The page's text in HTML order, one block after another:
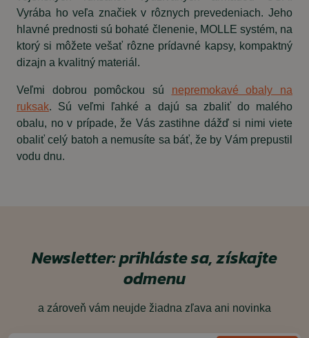
Vyrába ho veľa značiek v rôznych prevedeniach. Jeho
hlavné prednosti sú bohaté členenie, MOLLE systém, na
ktorý si môžete vešať rôzne prídavné kapsy, kompaktný
dizajn a kvalitný materiál.
Veľmi dobrou pomôckou sú nepremokavé obaly na
ruksak. Sú veľmi ľahké a dajú sa zbaliť do malého
obalu, no v prípade, že Vás zastihne dážď si nimi viete
obaliť celý batoh a nemusíte sa báť, že by Vám prepustil
vodu dnu.
Newsletter: prihláste sa, získajte
odmenu
a zároveň vám neujde žiadna zľava ani novinka